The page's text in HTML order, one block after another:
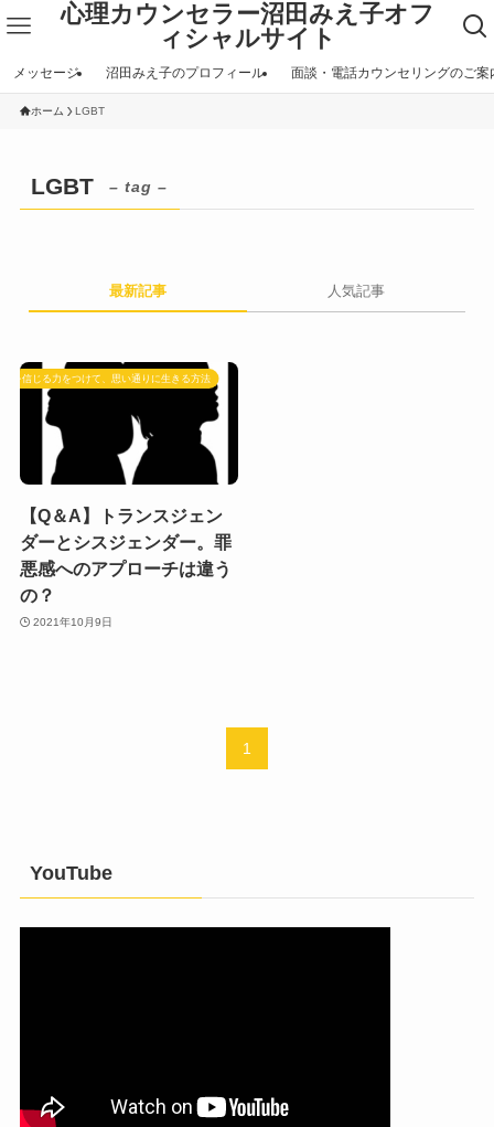
心理カウンセラー沼田みえ子オフ
ィシャルサイト
メッセージ 沼田みえ子のプロフィール 面談・電話カウンセリングのご案
ホーム LGBT
LGBT – tag –
最新記事 人気記事
分を信じる力をつけて、思い通りに生きる方法
【Q＆A】トランスジェン
ダーとシスジェンダー。罪
悪感へのアプローチは違う
の？
2021年10月9日
1
YouTube